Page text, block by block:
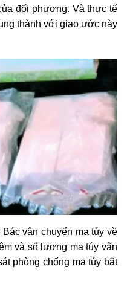
đối phương. Và thực tế
thành với giao ước này
vận chuyển ma túy về
và số lượng ma túy vận
phòng chống ma túy bắt